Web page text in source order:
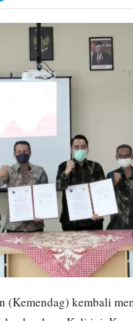
(Kemendag) kembali